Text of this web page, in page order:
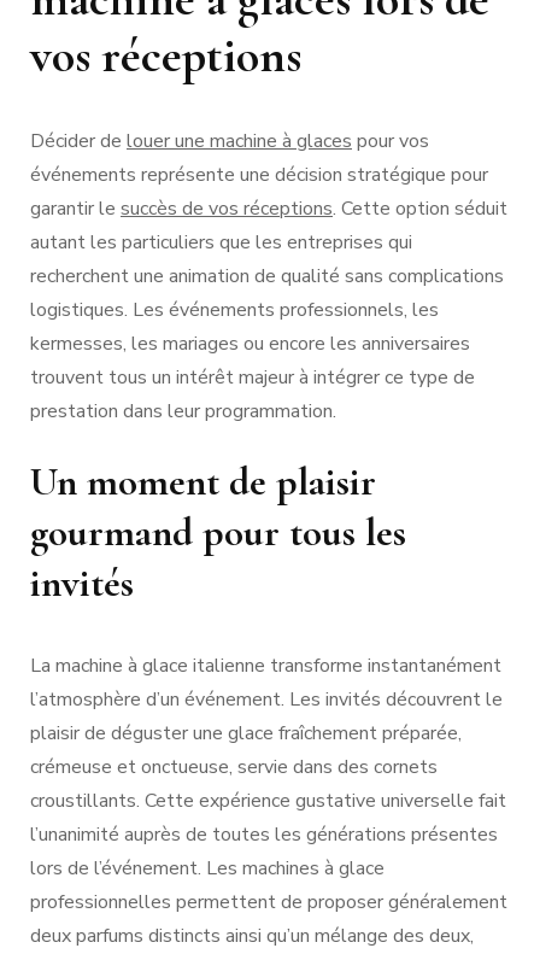
vos réceptions
Décider de louer une machine à glaces pour vos
événements représente une décision stratégique pour
garantir le succès de vos réceptions. Cette option séduit
autant les particuliers que les entreprises qui
recherchent une animation de qualité sans complications
logistiques. Les événements professionnels, les
kermesses, les mariages ou encore les anniversaires
trouvent tous un intérêt majeur à intégrer ce type de
prestation dans leur programmation.
Un moment de plaisir
gourmand pour tous les
invités
La machine à glace italienne transforme instantanément
l’atmosphère d’un événement. Les invités découvrent le
plaisir de déguster une glace fraîchement préparée,
crémeuse et onctueuse, servie dans des cornets
croustillants. Cette expérience gustative universelle fait
l’unanimité auprès de toutes les générations présentes
lors de l’événement. Les machines à glace
professionnelles permettent de proposer généralement
deux parfums distincts ainsi qu’un mélange des deux,